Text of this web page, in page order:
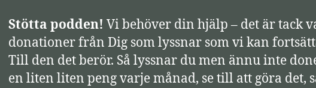
Stötta podden! Vi behöver din hjälp – det är tack
donationer från Dig som lyssnar som vi kan
Till den det berör. Så lyssnar du men ännu inte
en liten liten peng varje månad, se till att göra det,